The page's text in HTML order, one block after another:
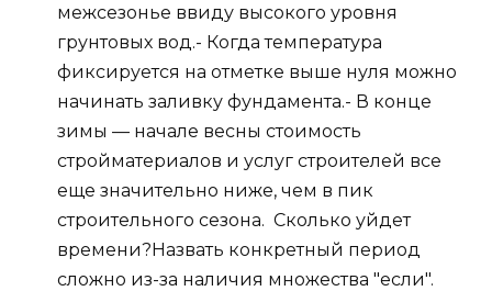
межсезонье ввиду высокого уровня
грунтовых вод.- Когда температура
фиксируется на отметке выше нуля можно
начинать заливку фундамента.- В конце
зимы — начале весны стоимость
стройматериалов и услуг строителей все
еще значительно ниже, чем в пик
строительного сезона. ️ Сколько уйдет
времени?Назвать конкретный период
сложно из-за наличия множества "если".